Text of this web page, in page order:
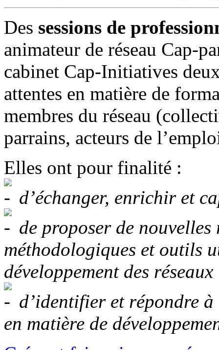
Des sessions de
animateur de réseau Cap-
cabinet Cap-Initiatives
attentes en matière de
membres du réseau
parrains, acteurs de
Elles ont pour finalité :
d’échanger, enrichir et
de proposer de nouvelles
méthodologiques et outils
développement des
d’identifier et répondre
en matière de